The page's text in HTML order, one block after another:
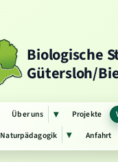
Biologische
Gütersloh/
Über uns ▾Untermenü
öffnen
Projekte
Naturpädagogik
▾
öffnen
Anfahrt